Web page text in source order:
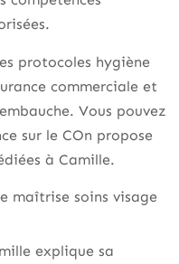
protocoles hygiène
commerciale et
Vous pouvez
sur le COn propose
à Camille.
maîtrise soins visage
explique sa